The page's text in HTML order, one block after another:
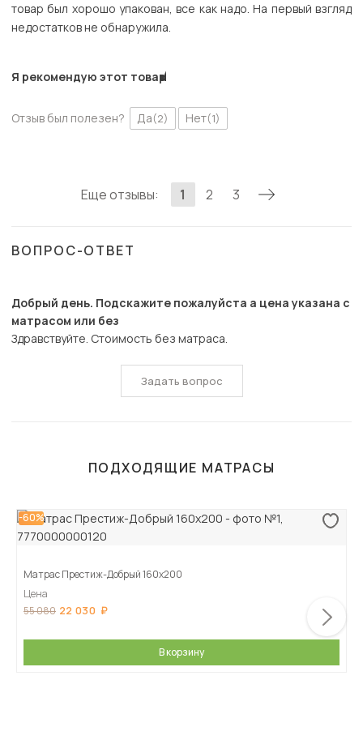
товар был хорошо упакован, все как надо. На первый взгляд
недостатков не обнаружила.
Я рекомендую этот товар
Отзыв был полезен? Да(2) Нет(1)
1 2 3
Еще отзывы:
ВОПРОС-ОТВЕТ
Добрый день. Подскажите пожалуйста а цена указана с
матрасом или без
Здравствуйте. Стоимость без матраса.
Задать вопрос
ПОДХОДЯЩИЕ МАТРАСЫ
-60%
Матрас Престиж-Добрый 160х200
Цена
55 080 22 030
В корзину